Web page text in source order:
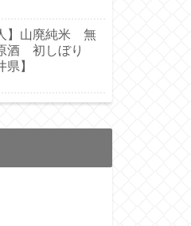
】山廃純米 無
酒 初しぼり
県】